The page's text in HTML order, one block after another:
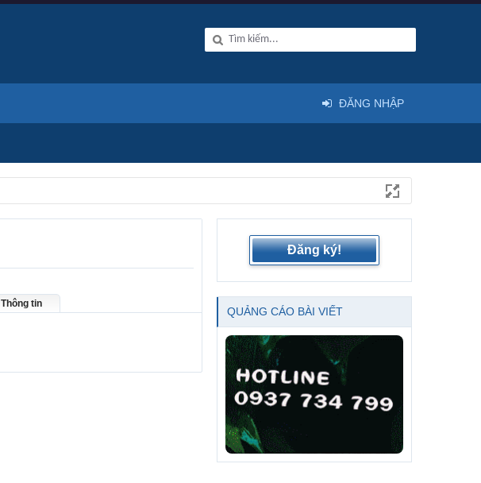
Thông tin
Đăng ký!
QUẢNG CÁO BÀI VIẾT
ĐĂNG NHẬP